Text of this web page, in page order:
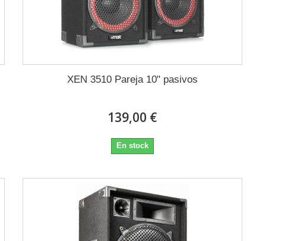
XEN 3510 Pareja 10" pasivos
139,00 €
En stock